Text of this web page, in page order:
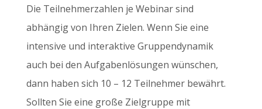
Die Teilnehmerzahlen je Webinar sind
abhängig von Ihren Zielen. Wenn Sie eine
intensive und interaktive Gruppendynamik
auch bei den Aufgabenlösungen wünschen,
dann haben sich 10 – 12 Teilnehmer bewährt.
Sollten Sie eine große Zielgruppe mit